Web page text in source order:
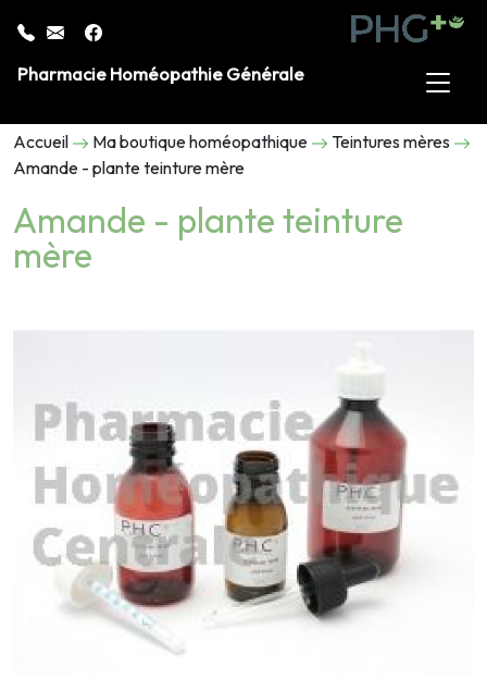
Pharmacie Homéopathie Générale
Accueil Ma boutique homéopathique
Teintures mères
Amande - plante teinture mère
Amande - plante teinture
mère